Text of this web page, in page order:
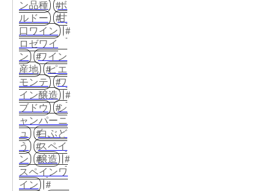
ン品種
ボ
ルドー
甘
口ワイン
ロゼワイ
ン
ワイン
産地
ピエ
モンテ
ワ
イン醸造
ブドウ
シ
ャンパーニ
ュ
白ぶど
う
スペイ
ン
醸造
スペインワ
イン